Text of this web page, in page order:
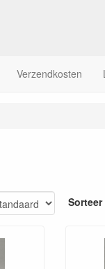
Verzendkosten
Sorteer